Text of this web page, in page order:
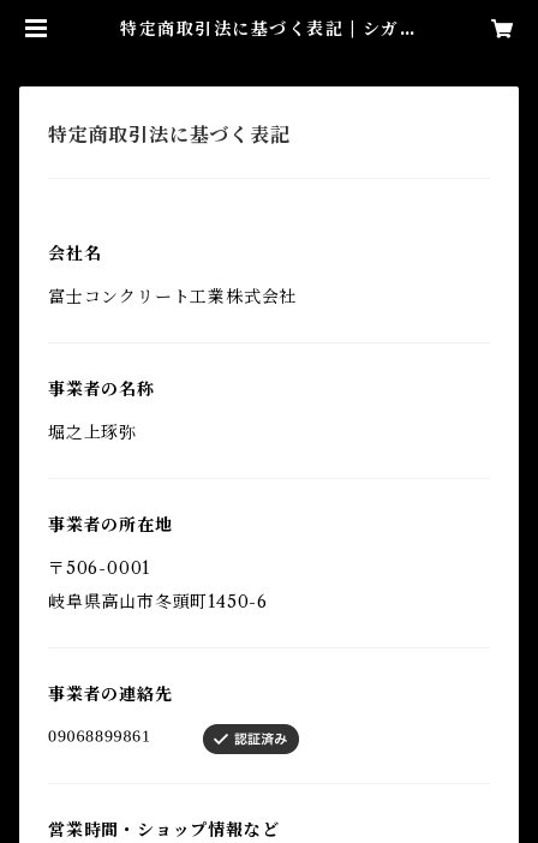
特定商取引法に基づく表記 | シガラ
特定商取引法に基づく表記
会社名
富士コンクリート工業株式会社
事業者の名称
堀之上琢弥
事業者の所在地
〒506-0001
岐阜県高山市冬頭町1450-6
事業者の連絡先
営業時間・ショップ情報など